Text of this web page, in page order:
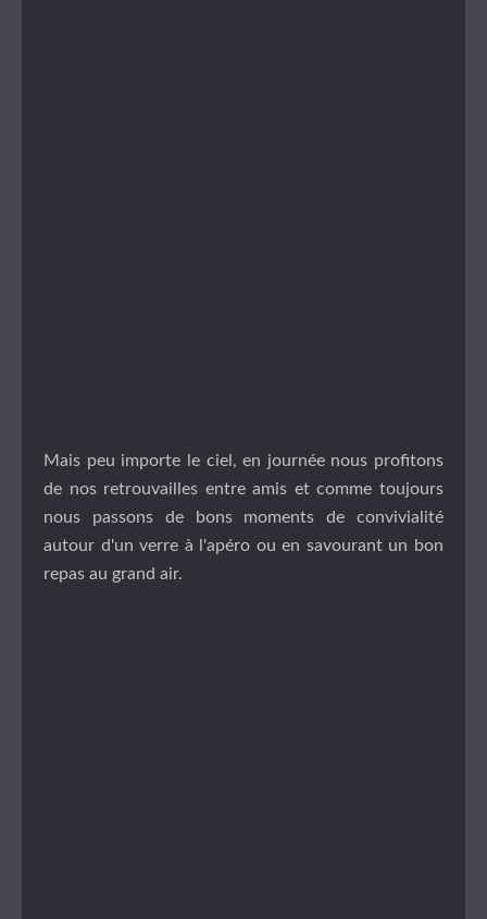
Mais peu importe le ciel, en journée nous profitons
de nos retrouvailles entre amis et comme toujours
nous passons de bons moments de convivialité
autour d'un verre à l'apéro ou en savourant un bon
repas au grand air.